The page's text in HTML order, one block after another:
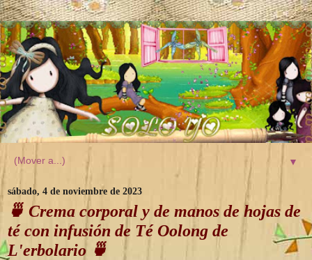
▼
sábado, 4 de noviembre de 2023
🍵 Crema corporal y de manos de hojas de
té con infusión de Té Oolong de
L'erbolario 🍵